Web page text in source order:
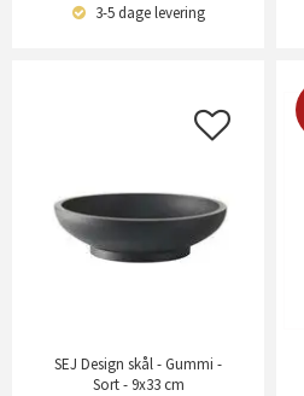
3-5 dagelevering
SEJ Design skål - Gummi -
Sort - 9x33 cm